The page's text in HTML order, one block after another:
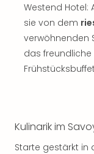
Westend Hotel:
sie von dem
verwöhnenden
das
Kulinarik im
Starte gestärkt in